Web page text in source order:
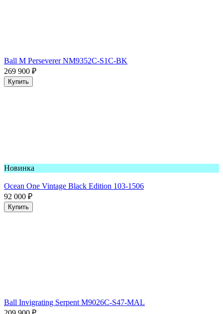
Ball M Perseverer NM9352C-S1C-BK
269 900 ₽
Купить
Новинка
Ocean One Vintage Black Edition 103-1506
92 000 ₽
Купить
Ball Invigrating Serpent M9026C-S47-MAL